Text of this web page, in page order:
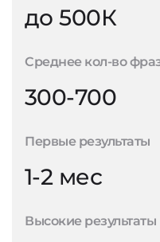
до 500К
Среднее кол-во
300-700
Первые результаты
1-2 мес
Высокие результаты